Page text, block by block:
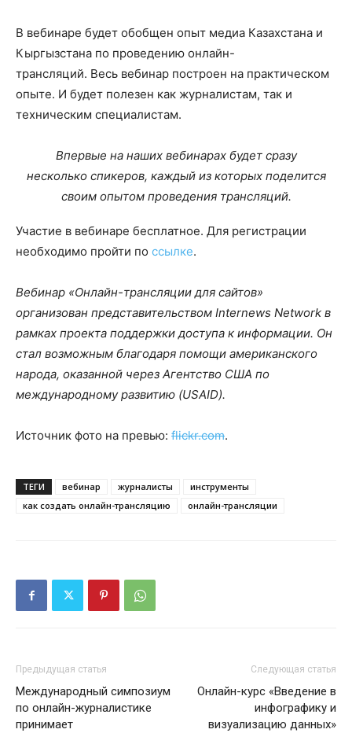
В вебинаре будет обобщен опыт медиа Казахстана и
Кыргызстана по проведению онлайн-
трансляций. Весь вебинар построен на практическом
опыте. И будет полезен как журналистам, так и
техническим специалистам.
Впервые на наших вебинарах будет сразу
несколько спикеров, каждый из которых поделится
своим опытом проведения трансляций.
Участие в вебинаре бесплатное. Для регистрации
необходимо пройти по ссылке.
Вебинар «Онлайн-трансляции для сайтов»
организован представительством Internews Network в
рамках проекта поддержки доступа к информации. Он
стал возможным благодаря помощи американского
народа, оказанной через Агентство США по
международному развитию (USAID).
Источник фото на превью: flickr.com.
ТЕГИ вебинар журналисты
инструменты
как создать онлайн-трансляцию
онлайн-трансляции
Предыдущая статья
Международный симпозиум
по онлайн-журналистике
принимает
Следующая статья
Онлайн-курс «Введение в
инфографику и
визуализацию данных»